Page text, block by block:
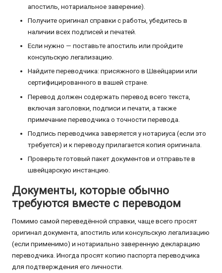
апостиль, нотариальное заверение).
Получите оригинал справки с работы, убедитесь в
наличии всех подписей и печатей.
Если нужно — поставьте апостиль или пройдите
консульскую легализацию.
Найдите переводчика: присяжного в Швейцарии или
сертифицированного в вашей стране.
Перевод должен содержать перевод всего текста,
включая заголовки, подписи и печати, а также
примечание переводчика о точности перевода.
Подпись переводчика заверяется у нотариуса (если это
требуется) и к переводу прилагается копия оригинала.
Проверьте готовый пакет документов и отправьте в
швейцарскую инстанцию.
Документы, которые обычно
требуются вместе с переводом
Помимо самой переведённой справки, чаще всего просят
оригинал документа, апостиль или консульскую легализацию
(если применимо) и нотариально заверенную декларацию
переводчика. Иногда просят копию паспорта переводчика
для подтверждения его личности.